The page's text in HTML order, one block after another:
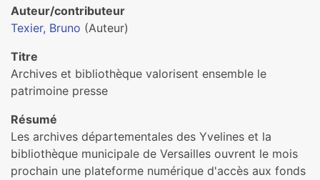
Auteur/contributeur
Texier, Bruno (Auteur)
Titre
Archives et bibliothèque valorisent ensemble le
patrimoine presse
Résumé
Les archives départementales des Yvelines et la
bibliothèque municipale de Versailles ouvrent le mois
prochain une plateforme numérique d'accès aux fonds